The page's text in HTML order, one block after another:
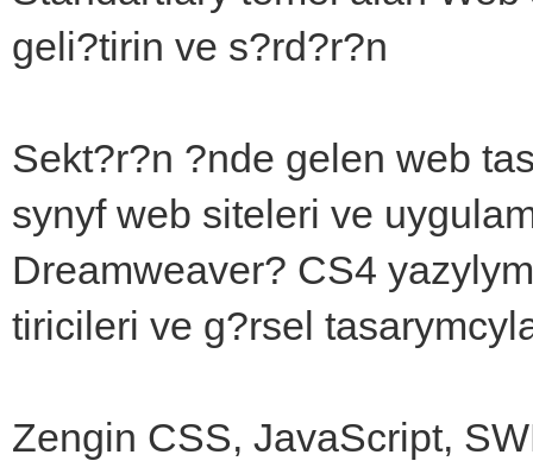
geli?tirin ve s?rd?r?n
Sekt?r?n ?nde gelen web
synyf web siteleri ve
Dreamweaver? CS4
tiricileri ve g?rsel
Zengin CSS, JavaScript,